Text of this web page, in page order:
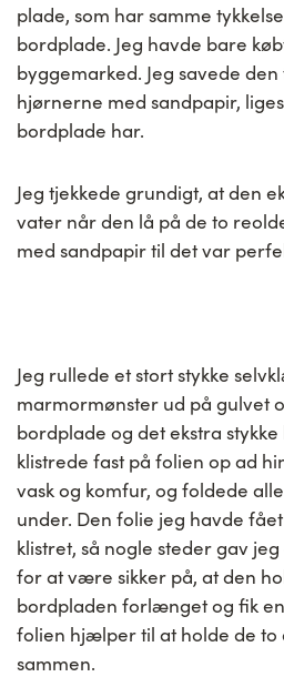
plade, som har samme
bordplade. Jeg havde bare
byggemarked. Jeg savede
hjørnerne med sandpapir,
bordplade har.
Jeg tjekkede grundigt, at den
vater når den lå på de to
med sandpapir til det var
Jeg rullede et stort stykke
marmormønster ud på gulvet
bordplade og det ekstra
klistrede fast på folien op ad
vask og komfur, og foldede
under. Den folie jeg havde
klistret, så nogle steder gav
for at være sikker på, at den
bordpladen forlænget og fik
folien hjælper til at holde de to
sammen.